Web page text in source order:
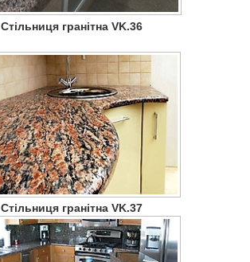
Стільниця гранітна VK.36
Стільниця гранітна VK.37